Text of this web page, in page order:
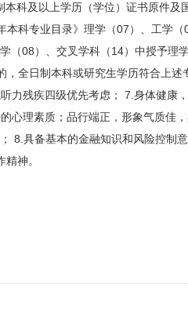
科及以上学历（学位）证书原件及
科专业目录》理学（07）、工学（
（08）、交叉学科（14）中授予理
全日制本科或研究生学历符合上述
力残疾四级优先考虑； 7.身体健康
心理素质；品行端正，形象气质佳
8.具备基本的金融知识和风险控制
精神。